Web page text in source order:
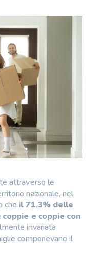
attraverso le
nazionale, nel
che il 71,3% delle
e coppie con
invariata
componevano il